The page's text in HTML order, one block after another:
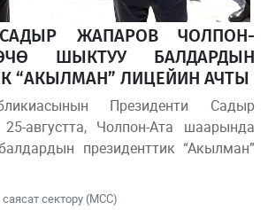
ЖАПАРОВ ЧОЛПОН-
ШЫКТУУ БАЛДАРДЫН
“АКЫЛМАН” ЛИЦЕЙИН АЧТЫ
Президенти Садыр
августта, Чолпон-Ата шаарында
президенттик “Акылман”
сектору (МСС)